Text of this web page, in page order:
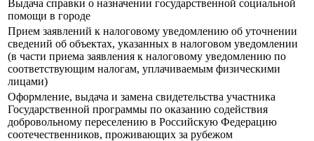
Выдача справки о назначении государственной социальной
помощи в городе
Прием заявлений к налоговому уведомлению об уточнении
сведений об объектах, указанных в налоговом уведомлении
(в части приема заявления к налоговому уведомлению по
соответствующим налогам, уплачиваемым физическими
лицами)
Оформление, выдача и замена свидетельства участника
Государственной программы по оказанию содействия
добровольному переселению в Российскую Федерацию
соотечественников, проживающих за рубежом